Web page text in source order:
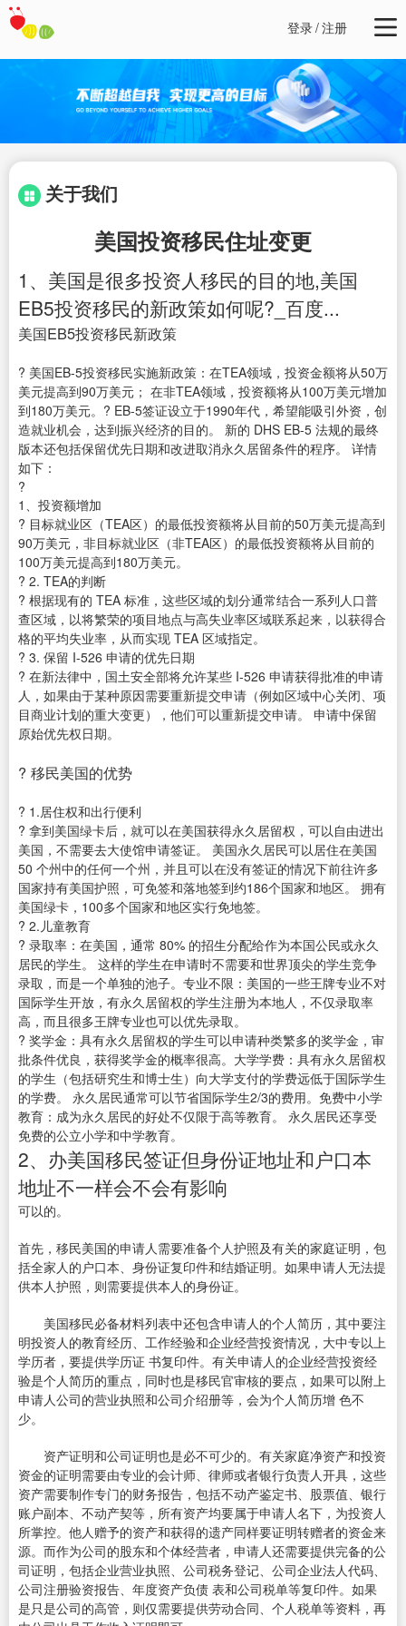
登录/注册
关于我们
美国投资移民住址变更
1、美国是很多投资人移民的目的地,美国
EB5投资移民的新政策如何呢?_百度...
美国EB5投资移民新政策
? 美国EB-5投资移民实施新政策：在TEA领域，投资金额将从50万
美元提高到90万美元； 在非TEA领域，投资额将从100万美元增加
到180万美元。? EB-5签证设立于1990年代，希望能吸引外资，创
造就业机会，达到振兴经济的目的。 新的 DHS EB-5 法规的最终
版本还包括保留优先日期和改进取消永久居留条件的程序。 详情
如下：
?
1、投资额增加
? 目标就业区（TEA区）的最低投资额将从目前的50万美元提高到
90万美元，非目标就业区（非TEA区）的最低投资额将从目前的
100万美元提高到180万美元。
? 2. TEA的判断
? 根据现有的 TEA 标准，这些区域的划分通常结合一系列人口普
查区域，以将繁荣的项目地点与高失业率区域联系起来，以获得合
格的平均失业率，从而实现 TEA 区域指定。
? 3. 保留 I-526 申请的优先日期
? 在新法律中，国土安全部将允许某些 I-526 申请获得批准的申请
人，如果由于某种原因需要重新提交申请（例如区域中心关闭、项
目商业计划的重大变更），他们可以重新提交申请。 申请中保留
原始优先权日期。
? 移民美国的优势
? 1.居住权和出行便利
? 拿到美国绿卡后，就可以在美国获得永久居留权，可以自由进出
美国，不需要去大使馆申请签证。 美国永久居民可以居住在美国
50 个州中的任何一个州，并且可以在没有签证的情况下前往许多
国家持有美国护照，可免签和落地签到约186个国家和地区。 拥有
美国绿卡，100多个国家和地区实行免地签。
? 2.儿童教育
? 录取率：在美国，通常 80% 的招生分配给作为本国公民或永久
居民的学生。 这样的学生在申请时不需要和世界顶尖的学生竞争
录取，而是一个单独的池子。专业不限：美国的一些王牌专业不对
国际学生开放，有永久居留权的学生注册为本地人，不仅录取率
高，而且很多王牌专业也可以优先录取。
? 奖学金：具有永久居留权的学生可以申请种类繁多的奖学金，审
批条件优良，获得奖学金的概率很高。大学学费：具有永久居留权
的学生（包括研究生和博士生）向大学支付的学费远低于国际学生
的学费。 永久居民通常可以节省国际学生2/3的费用。免费中小学
教育：成为永久居民的好处不仅限于高等教育。 永久居民还享受
免费的公立小学和中学教育。
2、办美国移民签证但身份证地址和户口本
地址不一样会不会有影响
可以的。
首先，移民美国的申请人需要准备个人护照及有关的家庭证明，包
括全家人的户口本、身份证复印件和结婚证明。如果申请人无法提
供本人护照，则需要提供本人的身份证。
美国移民必备材料列表中还包含申请人的个人简历，其中要注
明投资人的教育经历、工作经验和企业经营投资情况，大中专以上
学历者，要提供学历证 书复印件。有关申请人的企业经营投资经
验是个人简历的重点，同时也是移民官审核的要点，如果可以附上
申请人公司的营业执照和公司介绍册等，会为个人简历增 色不
少。
资产证明和公司证明也是必不可少的。有关家庭净资产和投资
资金的证明需要由专业的会计师、律师或者银行负责人开具，这些
资产需要制作专门的财务报告，包括不动产鉴定书、股票值、银行
账户副本、不动产契等，所有资产均要属于申请人名下，为投资人
所掌控。他人赠予的资产和获得的遗产同样要证明转赠者的资金来
源。而作为公司的股东和个体经营者，申请人还需要提供完备的公
司证明，包括企业营业执照、公司税务登记、公司企业法人代码、
公司注册验资报告、年度资产负债 表和公司税单等复印件。如果
是只是公司的高管，则仅需要提供劳动合同、个人税单等资料，再